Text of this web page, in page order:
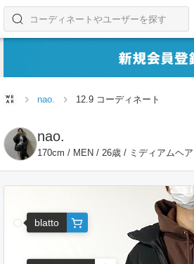
コーディネートやユーザーを探す
検索する
nao. 12.9 コーディネート
nao.
170cm / MEN / 26歳 / ミディアムヘ
blatto